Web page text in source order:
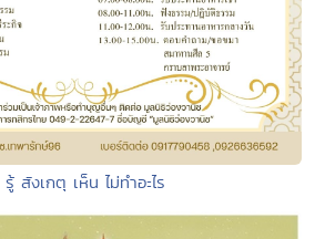
สังเกตุ เห็น ไม่ทำอะไร